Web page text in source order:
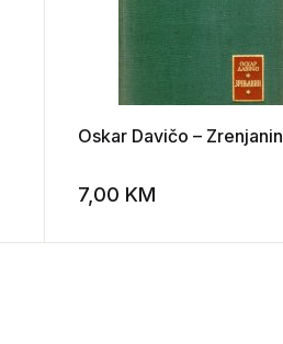
Add to wishlist
Oskar Davičo – Zrenjanin
7,00 KM